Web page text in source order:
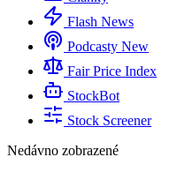
Flash News
Podcasty New
Fair Price Index
StockBot
Stock Screener
Nedávno zobrazené